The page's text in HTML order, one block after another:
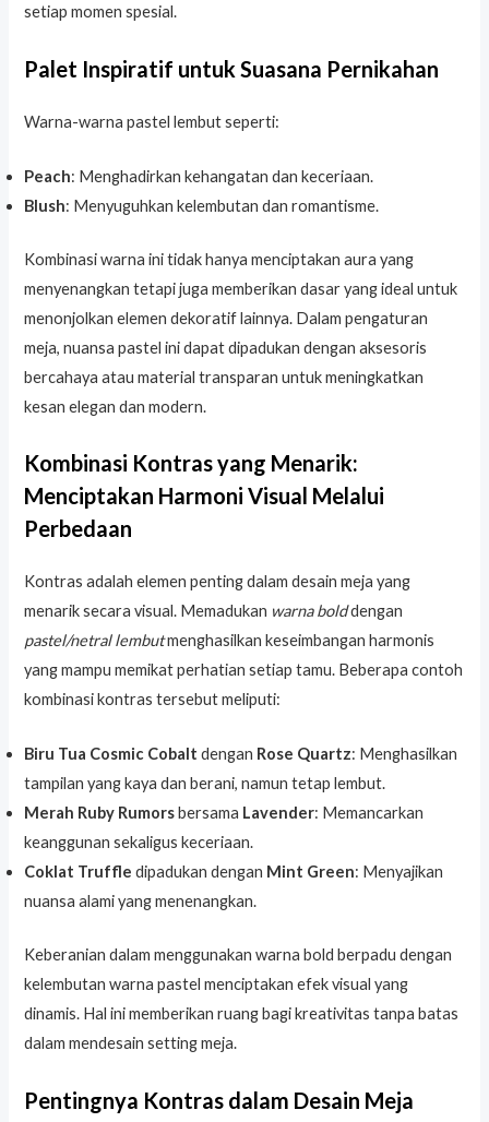
setiap momen spesial.
Palet Inspiratif untuk Suasana Pernikahan
Warna-warna pastel lembut seperti:
Peach: Menghadirkan kehangatan dan keceriaan.
Blush: Menyuguhkan kelembutan dan romantisme.
Kombinasi warna ini tidak hanya menciptakan aura yang
menyenangkan tetapi juga memberikan dasar yang ideal untuk
menonjolkan elemen dekoratif lainnya. Dalam pengaturan
meja, nuansa pastel ini dapat dipadukan dengan aksesoris
bercahaya atau material transparan untuk meningkatkan
kesan elegan dan modern.
Kombinasi Kontras yang Menarik:
Menciptakan Harmoni Visual Melalui
Perbedaan
Kontras adalah elemen penting dalam desain meja yang
menarik secara visual. Memadukan warna bolddengan
pastel/netral lembutmenghasilkan keseimbangan harmonis
yang mampu memikat perhatian setiap tamu. Beberapa contoh
kombinasi kontras tersebut meliputi:
Biru Tua Cosmic Cobalt dengan Rose Quartz: Menghasilkan
tampilan yang kaya dan berani, namun tetap lembut.
Merah Ruby Rumorsbersama Lavender: Memancarkan
keanggunan sekaligus keceriaan.
Coklat Truffle dipadukan dengan Mint Green: Menyajikan
nuansa alami yang menenangkan.
Keberanian dalam menggunakan warna bold berpadu dengan
kelembutan warna pastel menciptakan efek visual yang
dinamis. Hal ini memberikan ruang bagi kreativitas tanpa batas
dalam mendesain setting meja.
Pentingnya Kontras dalam Desain Meja